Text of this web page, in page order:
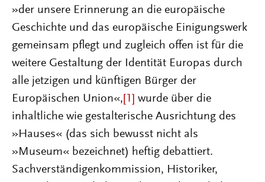
»der unsere Erinnerung an die europäische
Geschichte und das europäische Einigungswerk
gemeinsam pflegt und zugleich offen ist für die
weitere Gestaltung der Identität Europas durch
alle jetzigen und künftigen Bürger der
Europäischen Union«, [1]
wurde über die
inhaltliche wie gestalterische Ausrichtung des
»Hauses« (das sich bewusst nicht als
»Museum« bezeichnet) heftig debattiert.
Sachverständigenkommission, Historiker,